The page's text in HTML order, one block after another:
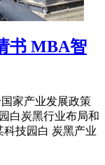
书 MBA智
家产业发展政策
白炭黑行业布局和
技园白 炭黑产业